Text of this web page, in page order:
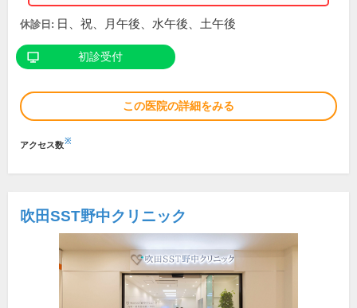
休診日: 日、祝、月午後、水午後、土午後
初診受付
この医院の詳細をみる
アクセス数※
吹田SST野中クリニック